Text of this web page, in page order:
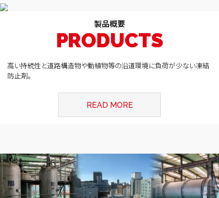
製品概要
PRODUCTS
PRODUCTS
高い持続性と道路構造物や動植物等の沿道環境に負荷が少ない凍結
防止剤。
READ MORE